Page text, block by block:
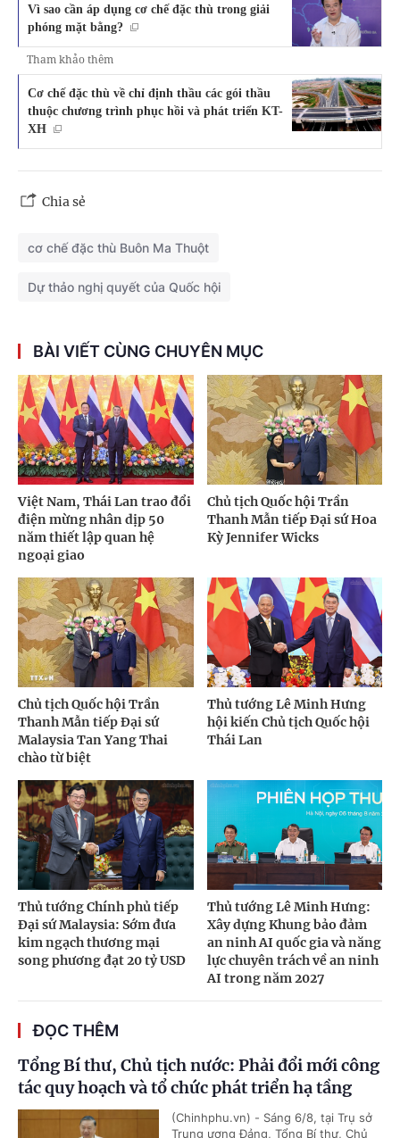
Vì sao cần áp dụng cơ chế đặc thù trong giải
phóng mặt bằng?
Tham khảo thêm
Cơ chế đặc thù về chỉ định thầu các gói thầu
thuộc chương trình phục hồi và phát triển KT-
XH
Chia sẻ
cơ chế đặc thù Buôn Ma Thuột
Dự thảo nghị quyết của Quốc hội
BÀI VIẾT CÙNG CHUYÊN MỤC
Việt Nam, Thái Lan trao đổi
điện mừng nhân dịp 50
năm thiết lập quan hệ
ngoại giao
Chủ tịch Quốc hội Trần
Thanh Mẫn tiếp Đại sứ Hoa
Kỳ Jennifer Wicks
Chủ tịch Quốc hội Trần
Thanh Mẫn tiếp Đại sứ
Malaysia Tan Yang Thai
chào từ biệt
Thủ tướng Lê Minh Hưng
hội kiến Chủ tịch Quốc hội
Thái Lan
Thủ tướng Chính phủ tiếp
Đại sứ Malaysia: Sớm đưa
kim ngạch thương mại
song phương đạt 20 tỷ USD
Thủ tướng Lê Minh Hưng:
Xây dựng Khung bảo đảm
an ninh AI quốc gia và năng
lực chuyên trách về an ninh
AI trong năm 2027
ĐỌC THÊM
Tổng Bí thư, Chủ tịch nước: Phải đổi mới công
tác quy hoạch và tổ chức phát triển hạ tầng
(Chinhphu.vn) - Sáng 6/8, tại Trụ sở
Trung ương Đảng, Tổng Bí thư, Chủ